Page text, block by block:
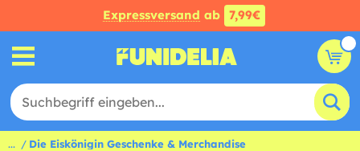
Expressversand ab 7,99€
... Die Eiskönigin Geschenke & Merchandise